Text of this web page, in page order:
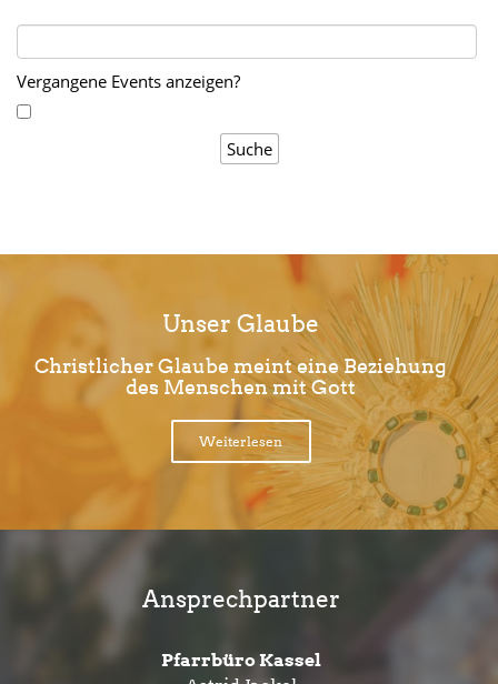
Vergangene Events anzeigen?
Unser Glaube
Christlicher Glaube meint eine Beziehung
des Menschen mit Gott
Weiterlesen
Ansprechpartner
Pfarrbüro Kassel